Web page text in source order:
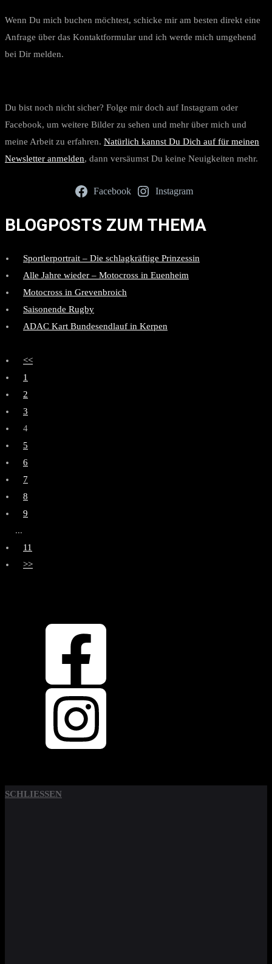
Wenn Du mich buchen möchtest, schicke mir am besten direkt eine
Anfrage über das Kontaktformular und ich werde mich umgehend
bei Dir melden.
Du bist noch nicht sicher? Folge mir doch auf Instagram oder
Facebook, um weitere Bilder zu sehen und mehr über mich und
meine Arbeit zu erfahren. Natürlich kannst Du Dich auf für meinen
Newsletter anmelden, dann versäumst Du keine Neuigkeiten mehr.
Facebook Instagram
BLOGPOSTS ZUM THEMA
Sportlerportrait – Die schlagkräftige Prinzessin
Alle Jahre wieder – Motocross in Euenheim
Motocross in Grevenbroich
Saisonende Rugby
ADAC Kart Bundesendlauf in Kerpen
<<
1
2
3
4
5
6
7
8
9
...
11
>>
SCHLIESSEN